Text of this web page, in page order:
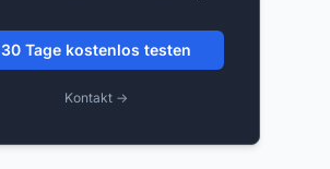
30 Tage kostenlos testen
Kontakt →